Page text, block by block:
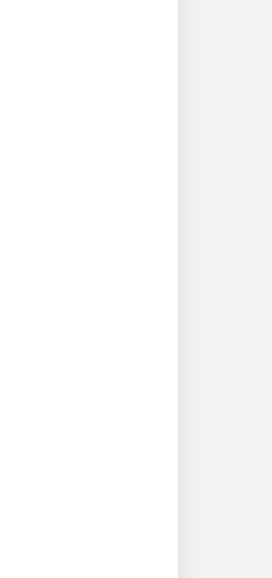
ডলার বিনিয়োগ
ক্ষতিগ্রস্তদের
দিলেন সাচিং প্রু